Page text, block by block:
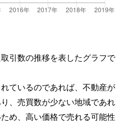
引数の推移を表したグラフで
ているのであれば、不動産が
、売買数が少ない地域であれ
め、高い価格で売れる可能性